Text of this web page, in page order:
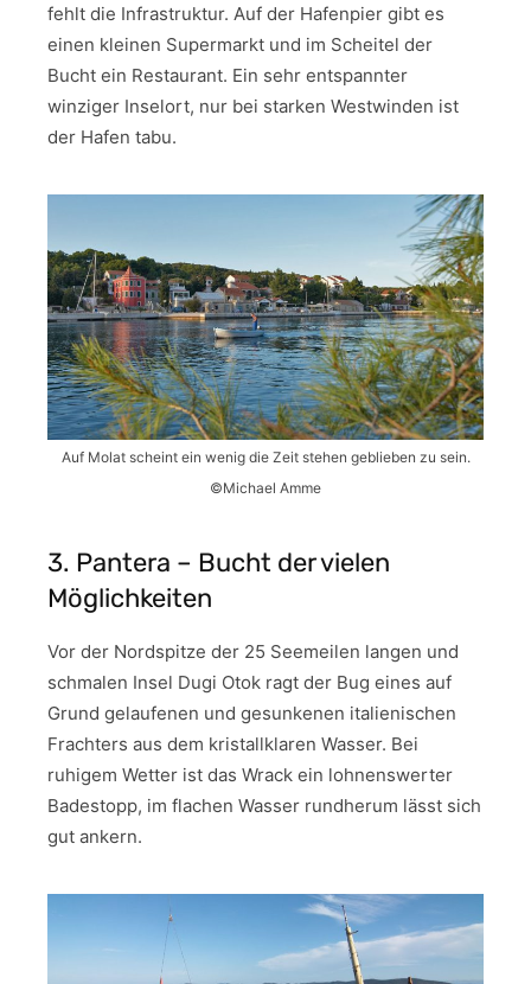
fehlt die Infrastruktur. Auf der Hafenpier gibt es
einen kleinen Supermarkt und im Scheitel der
Bucht ein Restaurant. Ein sehr entspannter
winziger Inselort, nur bei starken Westwinden ist
der Hafen tabu.
Auf Molat scheint ein wenig die Zeit stehen geblieben zu sein.
©Michael Amme
3. Pantera – Bucht der vielen
Möglichkeiten
Vor der Nordspitze der 25 Seemeilen langen und
schmalen Insel Dugi Otok ragt der Bug eines auf
Grund gelaufenen und gesunkenen italienischen
Frachters aus dem kristallklaren Wasser. Bei
ruhigem Wetter ist das Wrack ein lohnenswerter
Badestopp, im flachen Wasser rundherum lässt sich
gut ankern.